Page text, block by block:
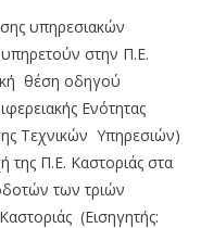
υπηρεσιακών
στην Π.Ε.
θέση οδηγού
Ενότητας
Τεχνικών Υπηρεσιών)
Π.Ε. Καστοριάς στα
των τριών
(Εισηγητής: